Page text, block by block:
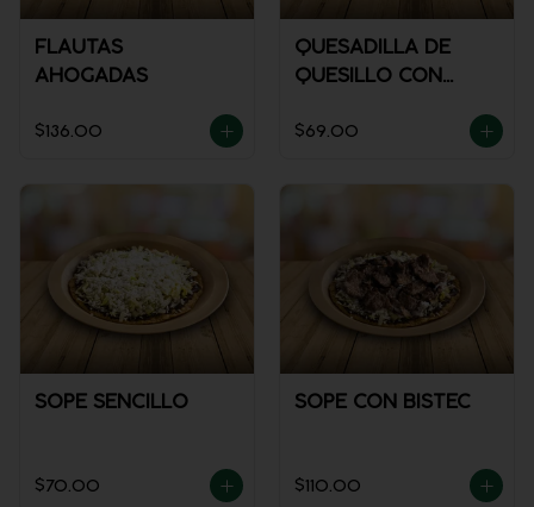
FLAUTAS
AHOGADAS
$136.00
QUESADILLA DE
QUESILLO CON
$69.00
SOPE SENCILLO
$70.00
SOPE CON BISTEC
$110.00